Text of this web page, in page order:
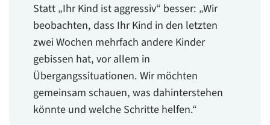
Statt „Ihr Kind ist aggressiv“ besser: „Wir
beobachten, dass Ihr Kind in den letzten
zwei Wochen mehrfach andere Kinder
gebissen hat, vor allem in
Übergangssituationen. Wir möchten
gemeinsam schauen, was dahinterstehen
könnte und welche Schritte helfen.“